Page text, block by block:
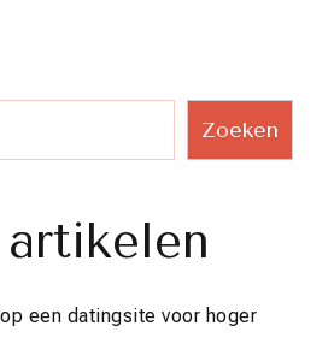
Zoeken
een datingsite voor hoger